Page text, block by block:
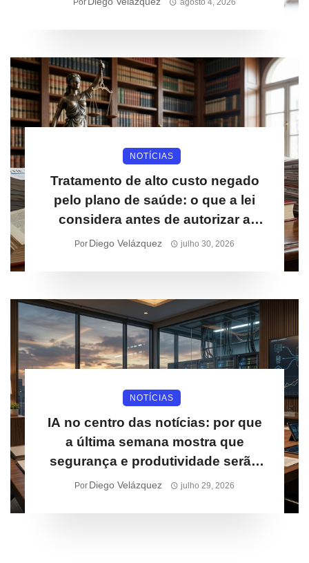
Por agosto 4, 2026
NOTÍCIAS
Tratamento de alto custo negado
pelo plano de saúde: o que a lei
considera antes de autorizar a
cobertura
Por Diego Velázquez julho 30, 2026
NOTÍCIAS
IA no centro das notícias: por que
a última semana mostra que
segurança e produtividade serão
prioridades para empresas
Por Diego Velázquez julho 29, 2026